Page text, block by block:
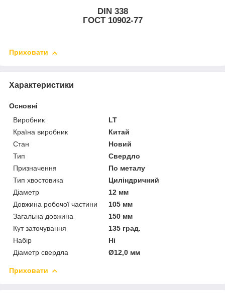
DIN 338
ГОСТ 10902-77
Приховати
Характеристики
Основні
Виробник
LT
Країна виробник
Китай
Стан
Новий
Тип
Свердло
Призначення
По металу
Тип хвостовика
Циліндричний
Діаметр
12 мм
Довжина робочої частини
105 мм
Загальна довжина
150 мм
Кут заточування
135 град.
Набір
Ні
Діаметр свердла
Ø12,0 мм
Приховати